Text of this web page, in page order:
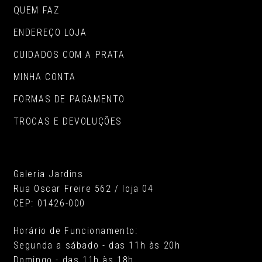
QUEM FAZ
ENDEREÇO LOJA
CUIDADOS COM A PRATA
MINHA CONTA
FORMAS DE PAGAMENTO
TROCAS E DEVOLUÇÕES
Galeria Jardins
Rua Oscar Freire 562 / loja 04
CEP: 01426-000
Horário de Funcionamento:
Segunda a sábado - das 11h às 20h